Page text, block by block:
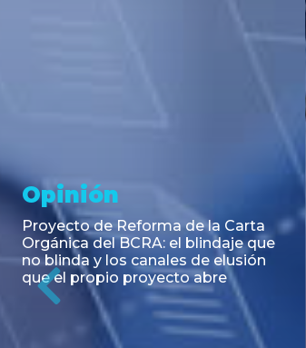
Noticia
RESOLUCIÓN 271/2026 de la
SECRETARIA DE COORDINACIÓN
DE PRODUCCIÓN: Actualización y
unificación de las advertencias
obligatorias en la publicidad de
juegos y apuestas en...
Previous